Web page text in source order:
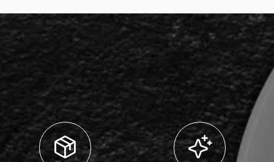
fruktózo-glukózový sirup, cukor, biela polevová hmota
[cukor, čiastočne hydrogenovaný rastlinný tuk (palmové
jadro),
sladká srvátka v prášku, sušené odtučnené
mlieko
, emulgátor: lecitíny (slnečnicové alebo repkové),
aróma], pitná voda, glukózový sirup, nosná látka:
maltodextrín; dextróza,
plnotučné mlieko v
prášku, práškový rastlinný tuk (glukózový sirup, rafinovaný
a úplne hydrogenovaný olej z palmových jadier, rafinovaný
olej z palmových jadier, emulgátory: E472a, E471;mliečna
bielkovina,stabilizátor: E340ii), kakaové maslo,